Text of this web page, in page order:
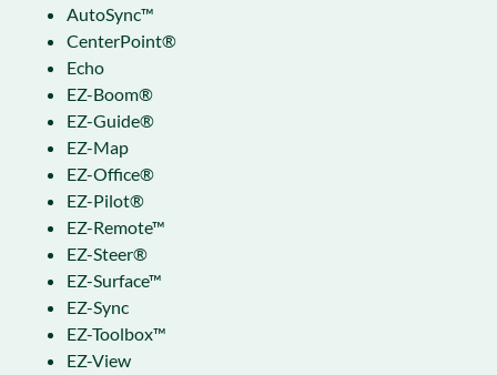
AutoSync™
CenterPoint®
Echo
EZ-Boom®
EZ-Guide®
EZ-Map
EZ-Office®
EZ-Pilot®
EZ-Remote™
EZ-Steer®
EZ-Surface™
EZ-Sync
EZ-Toolbox™
EZ-View